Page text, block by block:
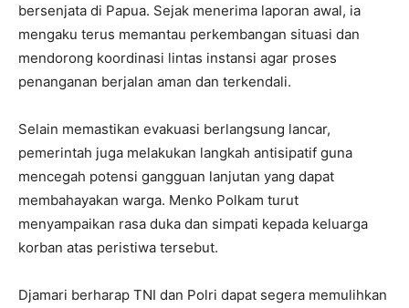
bersenjata di Papua. Sejak menerima laporan awal, ia
mengaku terus memantau perkembangan situasi dan
mendorong koordinasi lintas instansi agar proses
penanganan berjalan aman dan terkendali.
‎‎Selain memastikan evakuasi berlangsung lancar,
pemerintah juga melakukan langkah antisipatif guna
mencegah potensi gangguan lanjutan yang dapat
membahayakan warga. Menko Polkam turut
menyampaikan rasa duka dan simpati kepada keluarga
korban atas peristiwa tersebut.
‎‎Djamari berharap TNI dan Polri dapat segera memulihkan